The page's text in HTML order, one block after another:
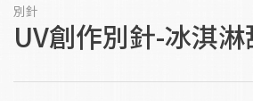
別針
UV創作別針-冰淇